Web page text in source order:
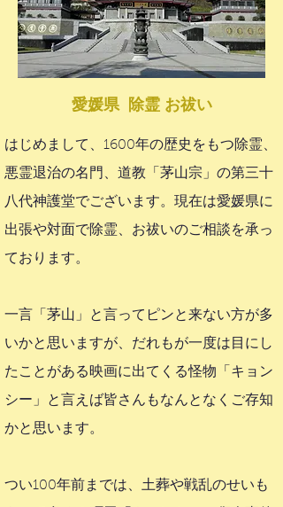
愛媛県 除霊 お祓い
はじめまして、1600年の歴史をもつ除霊、
悪霊退治の名門、道教「茅山宗」の第三十
八代神護堂でございます。現在は愛媛県に
出張や対面で除霊、お祓いのご相談を承っ
ております。
一言「茅山」と言ってピンと来ない方が多
いかと思いますが、だれもが一度は目にし
たことがある映画に出てくる怪物「キョン
シー」と言えば皆さんもなんとなくご存知
かと思います。
つい100年前までは、土葬や戦乱のせいも